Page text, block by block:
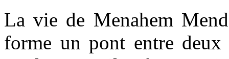
La vie de Menahem
forme un pont entre